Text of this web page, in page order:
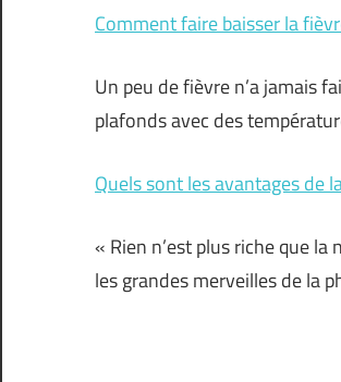
Comment faire baisser la
Un peu de fièvre n’a jamais
plafonds avec des
Quels sont les avantages de
« Rien n’est plus riche que
les grandes merveilles de la